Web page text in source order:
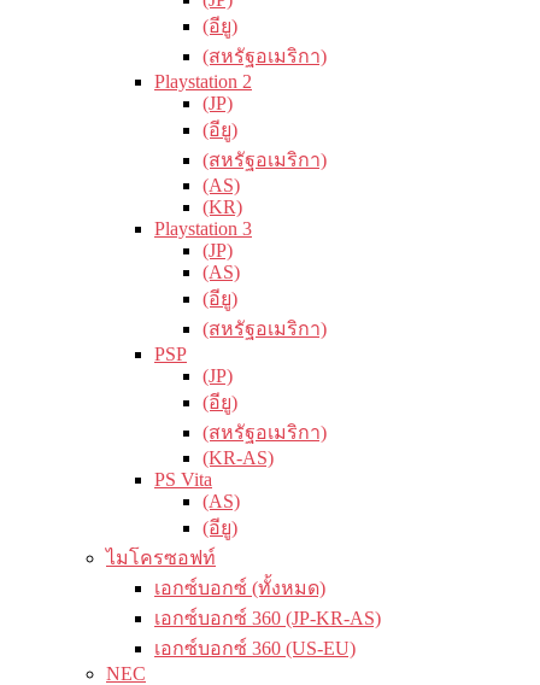
(อียู)
(สหรัฐอเมริกา)
Playstation 2
(JP)
(อียู)
(สหรัฐอเมริกา)
(AS)
(KR)
Playstation 3
(JP)
(AS)
(อียู)
(สหรัฐอเมริกา)
PSP
(JP)
(อียู)
(สหรัฐอเมริกา)
(KR-AS)
PS Vita
(AS)
(อียู)
ไมโครซอฟท์
เอกซ์บอกซ์ (ทั้งหมด)
เอกซ์บอกซ์ 360 (JP-KR-AS)
เอกซ์บอกซ์ 360 (US-EU)
NEC